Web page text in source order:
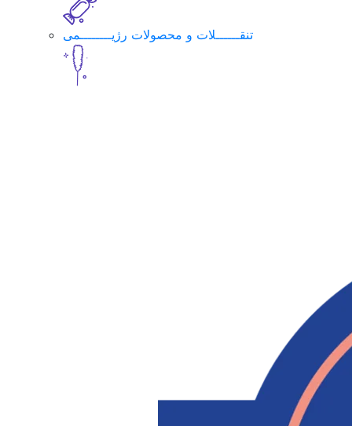
تنقــــــلات و محصولات رژیــــــــمی